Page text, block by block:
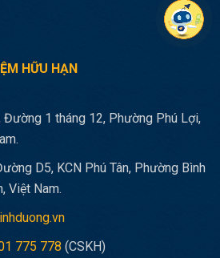
HỮU HẠN
Đường 1 tháng 12, Phường Phú Lợi,
D5, KCN Phú Tân, Phường Bình
Việt Nam.
775 778 (CSKH)